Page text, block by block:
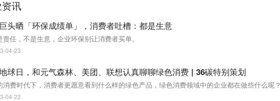
讯
头晒「环保成绩单」，消费者吐槽：都是生意
责任，不是生意，企业环保别让消费者买单。
04-23
球日，和元气森林、美团、联想认真聊聊绿色消费 | 36碳特别策划
消费时代下，消费者更愿意看到什么样的绿色产品，绿色消费领域中的企业都在做些什么呢？
04-22